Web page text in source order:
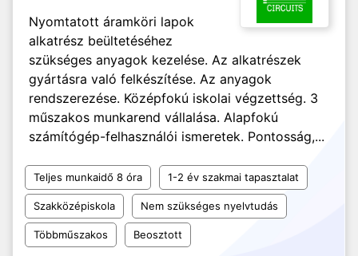
Nyomtatott áramköri lapok
alkatrész beültetéséhez
szükséges anyagok kezelése. Az alkatrészek
gyártásra való felkészítése. Az anyagok
rendszerezése. Középfokú iskolai végzettség. 3
műszakos munkarend vállalása. Alapfokú
számítógép-felhasználói ismeretek. Pontosság,...
Teljes munkaidő 8 óra 1-2 év szakmai tapasztalat
Szakközépiskola Nem szükséges nyelvtudás
Többműszakos Beosztott